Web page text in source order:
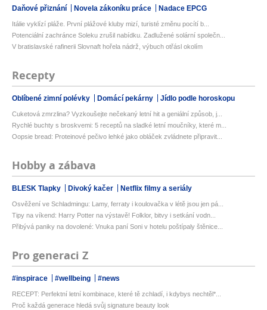
Daňové přiznání Novela zákoníku práce Nadace EPCG
Itálie vyklízí pláže. První plážové kluby mizí, turisté změnu pocítí b...
Potenciální zachránce Soleku zrušil nabídku. Zadlužené solární společn...
V bratislavské rafinerii Slovnaft hořela nádrž, výbuch otřásl okolím
Recepty
Oblíbené zimní polévky Domácí pekárny Jídlo podle horoskopu
Cuketová zmrzlina? Vyzkoušejte nečekaný letní hit a geniální způsob, j...
Rychlé buchty s broskvemi: 5 receptů na sladké letní moučníky, které m...
Oopsie bread: Proteinové pečivo lehké jako obláček zvládnete připravit...
Hobby a zábava
BLESK Tlapky Divoký kačer Netflix filmy a seriály
Osvěžení ve Schladmingu: Lamy, ferraty i koulovačka v létě jsou jen pá...
Tipy na víkend: Harry Potter na výstavě! Folklor, bitvy i setkání vodn...
Přibývá paniky na dovolené: Vnuka paní Soni v hotelu poštípaly štěnice...
Pro generaci Z
#inspirace #wellbeing #news
RECEPT: Perfektní letní kombinace, které tě zchladí, i kdybys nechtěl*...
Proč každá generace hledá svůj signature beauty look